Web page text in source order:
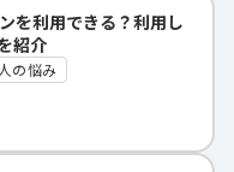
を利用できる？利用し
紹介
の悩み